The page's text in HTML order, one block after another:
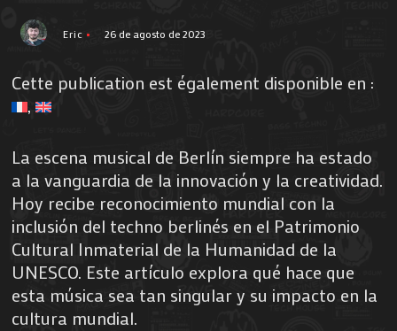
Eric 26 de agosto de 2023
Cette publication est également disponible en :
La escena musical de Berlín siempre ha estado
a la vanguardia de la innovación y la creatividad.
Hoy recibe reconocimiento mundial con la
inclusión del techno berlinés en el Patrimonio
Cultural Inmaterial de la Humanidad de la
UNESCO. Este artículo explora qué hace que
esta música sea tan singular y su impacto en la
cultura mundial.